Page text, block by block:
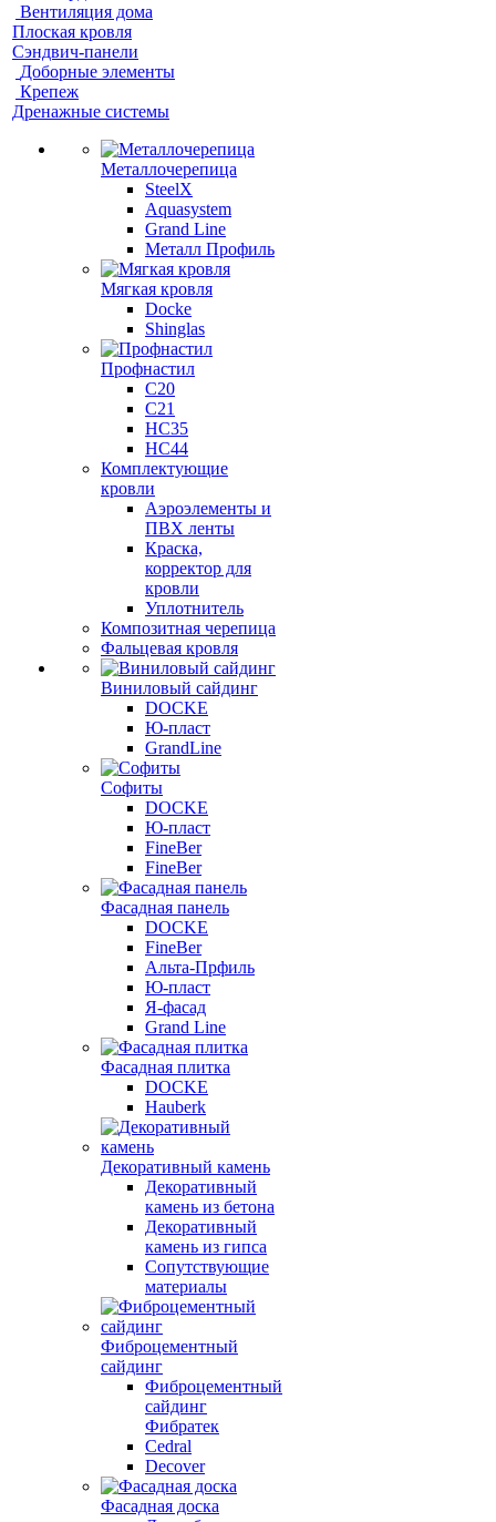
Вентиляция дома
Плоская кровля
Сэндвич-панели
Доборные элементы
Крепеж
Дренажные системы
Металлочерепица
SteelX
Aquasystem
Grand Line
Металл Профиль
Мягкая кровля
Docke
Shinglas
Профнастил
C20
C21
НС35
НС44
Комплектующие
кровли
Аэроэлементы и
ПВХ ленты
Краска,
корректор для
кровли
Уплотнитель
Композитная черепица
Фальцевая кровля
Виниловый сайдинг
DOCKE
Ю-пласт
GrandLine
Софиты
DOCKE
Ю-пласт
FineBer
FineBer
Фасадная панель
DOCKE
FineBer
Альта-Прфиль
Ю-пласт
Я-фасад
Grand Line
Фасадная плитка
DOCKE
Hauberk
Декоративный камень
Декоративный
камень из бетона
Декоративный
камень из гипса
Сопутствующие
материалы
Фиброцементный
сайдинг
Фиброцементный
сайдинг
Фибратек
Cedral
Decover
Фасадная доска